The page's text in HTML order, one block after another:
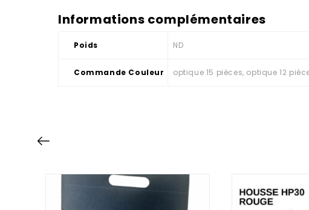
Informations complémentaires
Poids ND
Commande Couleur optique 15 pièces, optique 12